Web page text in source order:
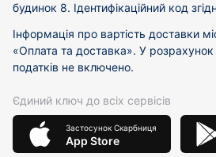
будинок 8. Ідентифікаційний код
Інформація про вартість доставки
«Оплата та доставка». У розрахунок
податків не включено.
Єдиний ключ до всіх сервісів
Застосунок Скарбниця
App Store